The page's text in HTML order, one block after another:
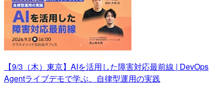
【9/3（木）東京】AIを活用した障害対応最前線 | DevOps
Agentライブデモで学ぶ、自律型運用の実践